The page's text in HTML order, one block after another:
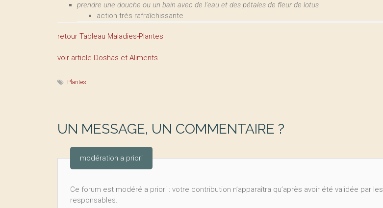
prendre une douche ou un bain avec de l’eau et des pétales de fleur de lotus
action très rafraîchissante
retour Tableau Maladies-Plantes
voir article Doshas et Aliments
Plantes
UN MESSAGE, UN COMMENTAIRE ?
modération a priori
Ce forum est modéré a priori : votre contribution n’apparaîtra qu’après avoir été validée par les
responsables.